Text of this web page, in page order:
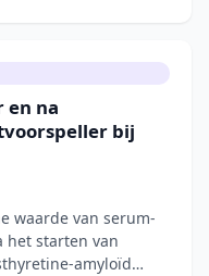
en na
bij
waarde van serum-
het starten van
amyloïd